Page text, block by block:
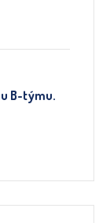
B-týmu.